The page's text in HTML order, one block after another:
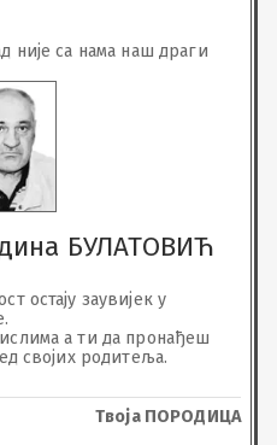
није са нама наш драги
БУЛАТОВИЋ
остају заувијек у
а ти да пронађеш
својих родитеља.
Твоја ПОРОДИЦА